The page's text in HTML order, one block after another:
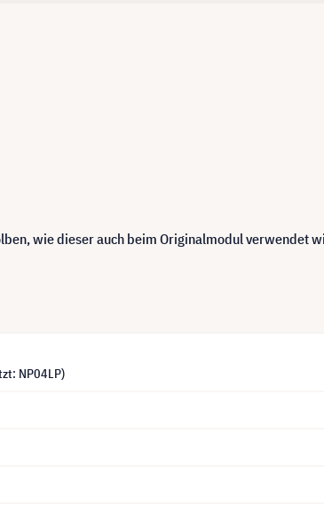
wie dieser auch beim Originalmodul verwendet
NP04LP)